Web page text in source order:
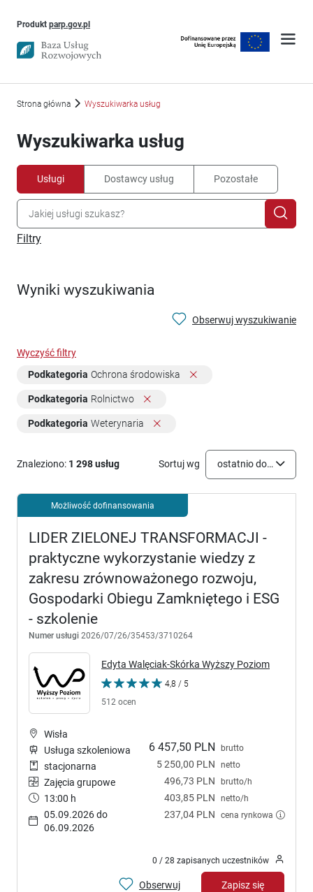
Produkt parp.gov.plUwaga, link otworzy się w nowym oknie
Strona główna Wyszukiwarka usług
Wyszukiwarka usług
Usługi Dostawcy usług Pozostałe
Filtry
Wyniki wyszukiwania
Obserwuj wyszukiwanie
Wyczyść filtry
Podkategoria Ochrona środowiska
Podkategoria Rolnictwo
Podkategoria Weterynaria
Znaleziono: 1 298 usług Sortuj wg ostatnio dodane
Możliwość dofinansowania
LIDER ZIELONEJ TRANSFORMACJI -
praktyczne wykorzystanie wiedzy z
zakresu zrównoważonego rozwoju,
Gospodarki Obiegu Zamkniętego i ESG
- szkolenie
Numer usługi 2026/07/26/35453/3710264
Edyta Walęciak-Skórka Wyższy Poziom
4,8 / 5
512 ocen
6 457,50 PLN brutto
5 250,00 PLN netto
496,73 PLN brutto/h
403,85 PLN netto/h
237,04 PLN cena rynkowa
Wisła
Usługa szkoleniowa
stacjonarna
Zajęcia grupowe
13:00 h
05.09.2026 do
06.09.2026
0 / 28 zapisanych uczestników
Obserwuj Zapisz się